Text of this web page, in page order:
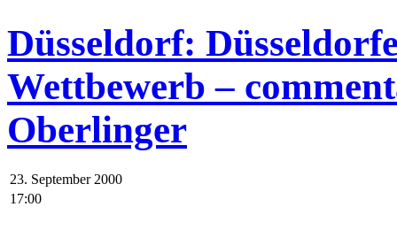
Düsseldorf:
Wettbewerb –
Oberlinger
23. September 2000
17:00